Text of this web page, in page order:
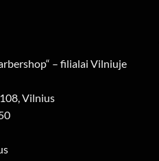
– filialai Vilniuje
Vilnius